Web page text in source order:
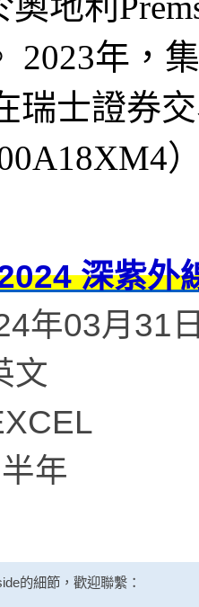
2023年，
瑞士證券
深紫外
年03月31
文
年
的細節，歡迎聯繫：